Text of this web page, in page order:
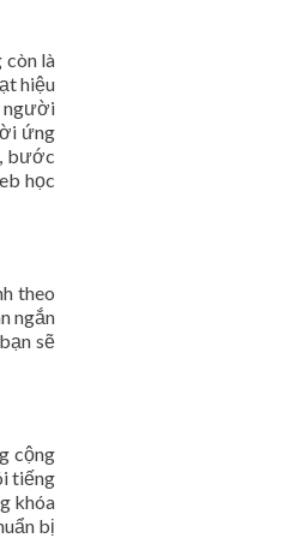
còn là
hiệu
người
ứng
bước
học
theo
ngắn
sẽ
cộng
tiếng
khóa
bị